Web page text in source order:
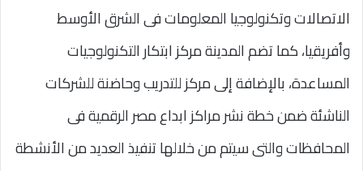
الاتصالات وتكنولوجيا المعلومات فى الشرق الأوسط
وأفريقيا، كما تضم المدينة مركز ابتكار التكنولوجيات
المساعدة، بالإضافة إلى مركز للتدريب وحاضنة للشركات
الناشئة ضمن خطة نشر مراكز ابداع مصر الرقمية فى
المحافظات والتى سيتم من خلالها تنفيذ العديد من الأنشطة